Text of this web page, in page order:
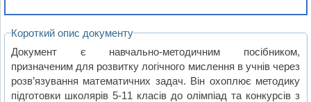
Короткий опис документу
Документ є навчально-методичним посібником,
призначеним для розвитку логічного мислення в учнів через
розв’язування математичних задач. Він охоплює методику
підготовки школярів 5-11 класів до олімпіад та конкурсів з